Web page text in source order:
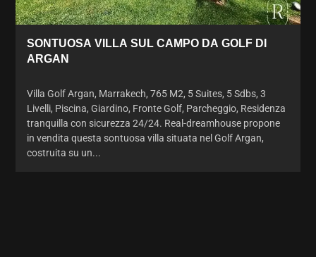
SONTUOSA VILLA SUL CAMPO DA GOLF DI
ARGAN
Villa Golf Argan, Marrakech, 765 M2, 5 Suites, 5 Sdbs, 3
Livelli, Piscina, Giardino, Fronte Golf, Parcheggio, Residenza
tranquilla con sicurezza 24/24. Real-dreamhouse propone
in vendita questa sontuosa villa situata nel Golf Argan,
costruita su un...